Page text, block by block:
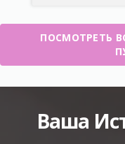
ПОСМОТРЕТЬ
Ваша